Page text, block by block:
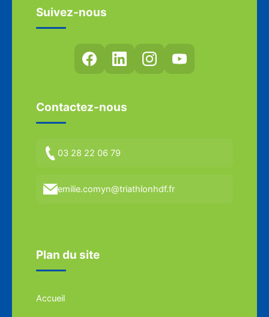
Suivez-nous
Contactez-nous
03 28 22 06 79
emilie.comyn@triathlonhdf.fr
Plan du site
Accueil